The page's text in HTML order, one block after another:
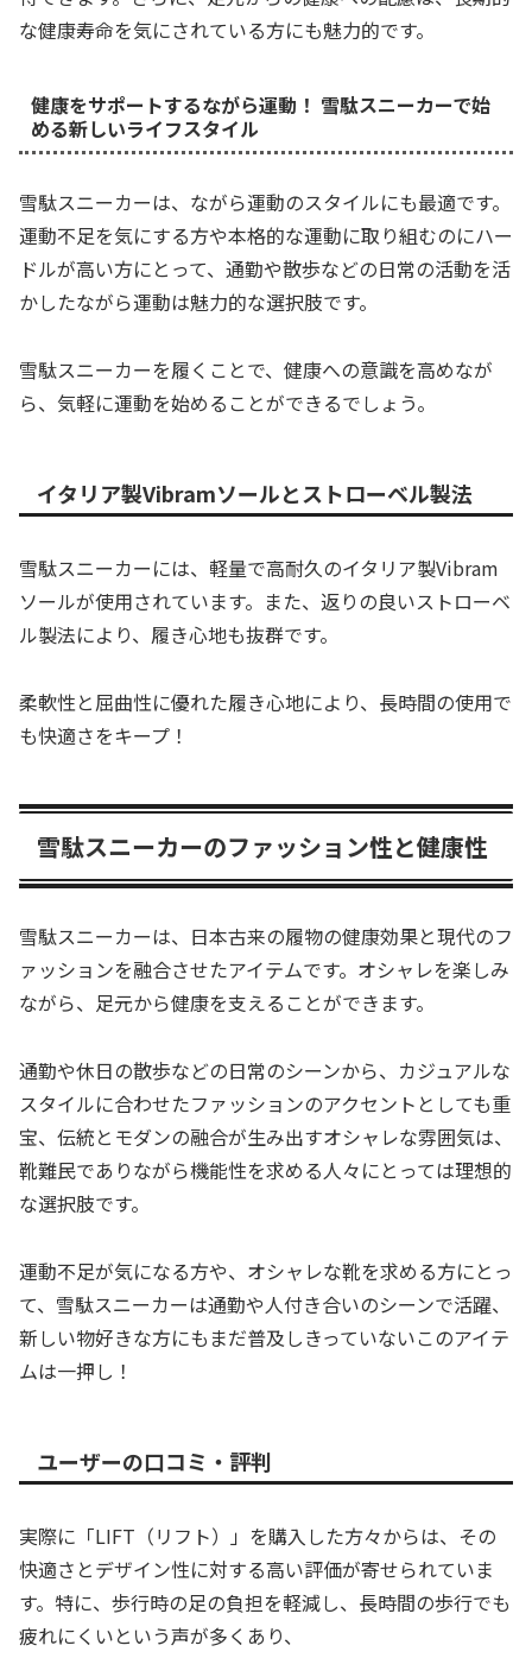
な健康寿命を気にされている方にも魅力的です。
健康をサポートするながら運動！ 雪駄スニーカーで始
める新しいライフスタイル
雪駄スニーカーは、ながら運動のスタイルにも最適です。
運動不足を気にする方や本格的な運動に取り組むのにハー
ドルが高い方にとって、通勤や散歩などの日常の活動を活
かしたながら運動は魅力的な選択肢です。
雪駄スニーカーを履くことで、健康への意識を高めなが
ら、気軽に運動を始めることができるでしょう。
イタリア製Vibramソールとストローベル製法
雪駄スニーカーには、軽量で高耐久のイタリア製Vibram
ソールが使用されています。また、返りの良いストローベ
ル製法により、履き心地も抜群です。
柔軟性と屈曲性に優れた履き心地により、長時間の使用で
も快適さをキープ！
雪駄スニーカーのファッション性と健康性
雪駄スニーカーは、日本古来の履物の健康効果と現代のフ
ァッションを融合させたアイテムです。オシャレを楽しみ
ながら、足元から健康を支えることができます。
通勤や休日の散歩などの日常のシーンから、カジュアルな
スタイルに合わせたファッションのアクセントとしても重
宝、伝統とモダンの融合が生み出すオシャレな雰囲気は、
靴難民でありながら機能性を求める人々にとっては理想的
な選択肢です。
運動不足が気になる方や、オシャレな靴を求める方にとっ
て、雪駄スニーカーは通勤や人付き合いのシーンで活躍、
新しい物好きな方にもまだ普及しきっていないこのアイテ
ムは一押し！
ユーザーの口コミ・評判
実際に「LIFT（リフト）」を購入した方々からは、その
快適さとデザイン性に対する高い評価が寄せられていま
す。特に、歩行時の足の負担を軽減し、長時間の歩行でも
疲れにくいという声が多くあり、